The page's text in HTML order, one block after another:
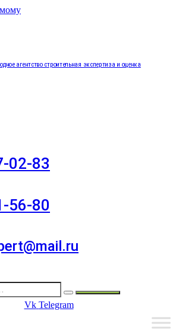
агентство строительная экспертиза и оценка
02-83
56-80
Vk Telegram